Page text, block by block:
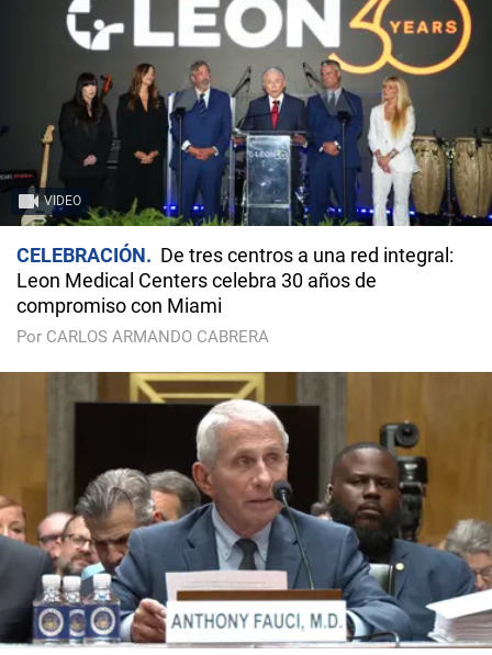
VIDEO
CELEBRACIÓN
De tres centros a una red integral:
Leon Medical Centers celebra 30 años de
compromiso con Miami
Por CARLOS ARMANDO CABRERA